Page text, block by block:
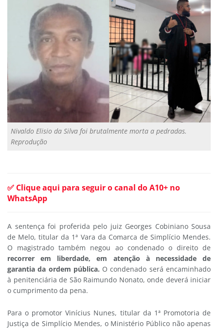
Nivaldo Elisio da Silva foi brutalmente morta a pedradas.
Reprodução
✅ Clique aqui para seguir o canal do A10+ no
WhatsApp
A sentença foi proferida pelo juiz Georges Cobiniano Sousa
de Melo, titular da 1ª Vara da Comarca de Simplício Mendes.
O magistrado também negou ao condenado o direito de
recorrer em liberdade, em atenção à necessidade de
garantia da ordem pública. O condenado será encaminhado
à penitenciária de São Raimundo Nonato, onde deverá iniciar
o cumprimento da pena.
Para o promotor Vinícius Nunes, titular da 1ª Promotoria de
Justiça de Simplício Mendes, o Ministério Público não apenas